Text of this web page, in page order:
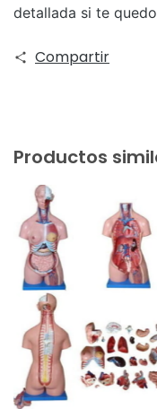
detallada si te
Compartir
Productos